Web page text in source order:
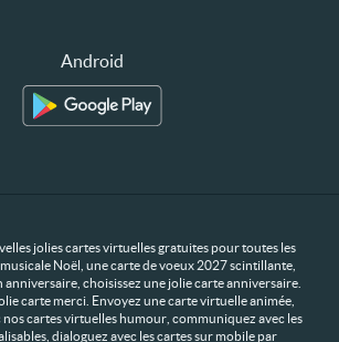
Android
jolies cartes virtuelles gratuites pour toutes les
Noël, une carte de voeux 2027 scintillante,
choisissez une jolie carte anniversaire.
carte merci. Envoyez une carte virtuelle animée,
nos cartes virtuelles humour, communiquez avec les
dialoguez avec les cartes sur mobile par